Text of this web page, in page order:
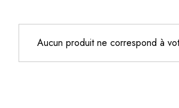
Aucun produit ne correspond à